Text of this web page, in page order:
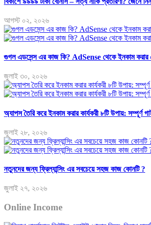
আগস্ট ০২, ২০২৬
গুগল এডসেন্স এর কাজ কি? AdSense থেকে ইনকাম করার
জুলাই ৩০, ২০২৬
অ্যাপস তৈরি করে ইনকাম করার কার্যকরী ৮টি উপায়: সম্পূর্ণ
জুলাই ২৮, ২০২৬
নতুনদের জন্য ফ্রিল্যান্সিং এর সবচেয়ে সহজ কাজ কোনটি ?
জুলাই ২৭, ২০২৬
Online Income